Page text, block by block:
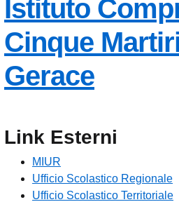
Istituto
Cinque
Gerace—
Link Esterni
MIUR
Ufficio Scolastico Regionale
Ufficio Scolastico Territoriale